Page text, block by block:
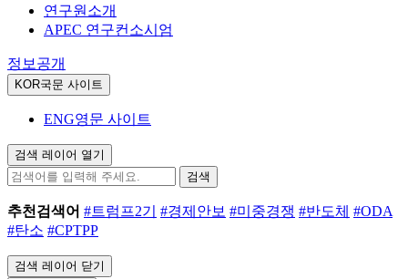
연구원소개
APEC 연구컨소시엄
정보공개
KOR국문 사이트
ENG영문 사이트
검색 레이어 열기
검색
추천검색어 #트럼프2기 #경제안보 #미중경쟁 #반도체 #ODA
#탄소 #CPTPP
검색 레이어 닫기